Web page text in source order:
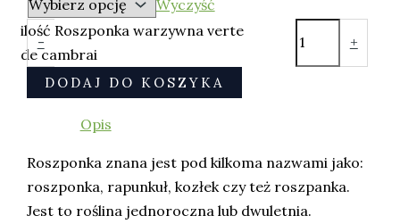
Wyczyść
-
ilość Roszponka warzywna verte
de cambrai
+
DODAJ DO KOSZYKA
Opis
Roszponka znana jest pod kilkoma nazwami jako:
roszponka, rapunkuł, kozłek czy też roszpanka.
Jest to roślina jednoroczna lub dwuletnia.